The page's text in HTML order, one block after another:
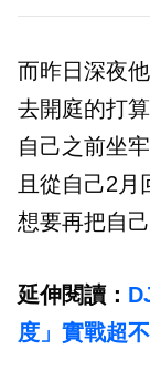
而昨日深夜
去開庭的打
自己之前坐
且從自己2月
想要再把自己
延伸閱讀：
度」實戰超